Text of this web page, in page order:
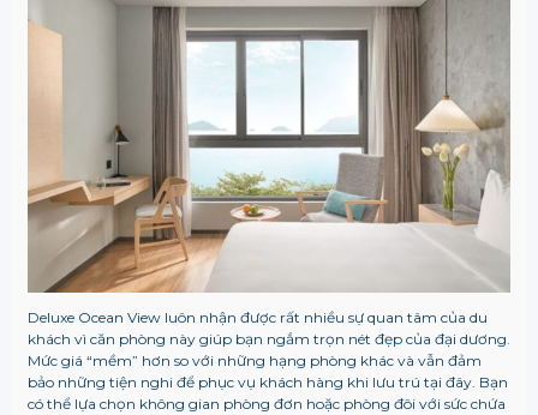
Deluxe Ocean View luôn nhận được rất nhiều sự quan tâm của du
khách vì căn phòng này giúp bạn ngắm trọn nét đẹp của đại dương.
Mức giá “mềm” hơn so với những hạng phòng khác và vẫn đảm
bảo những tiện nghi để phục vụ khách hàng khi lưu trú tại đây. Bạn
có thể lựa chọn không gian phòng đơn hoặc phòng đôi với sức chứa